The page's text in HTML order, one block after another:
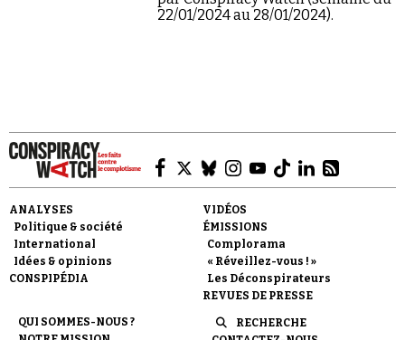
Demander à Vera
22/01/2024 au 28/01/2024).
ANALYSES
Politique & société
International
Idées & opinions
CONSPIPÉDIA
VIDÉOS
ÉMISSIONS
Complorama
« Réveillez-vous ! »
Les Déconspirateurs
REVUES DE PRESSE
QUI SOMMES-NOUS ?
RECHERCHE